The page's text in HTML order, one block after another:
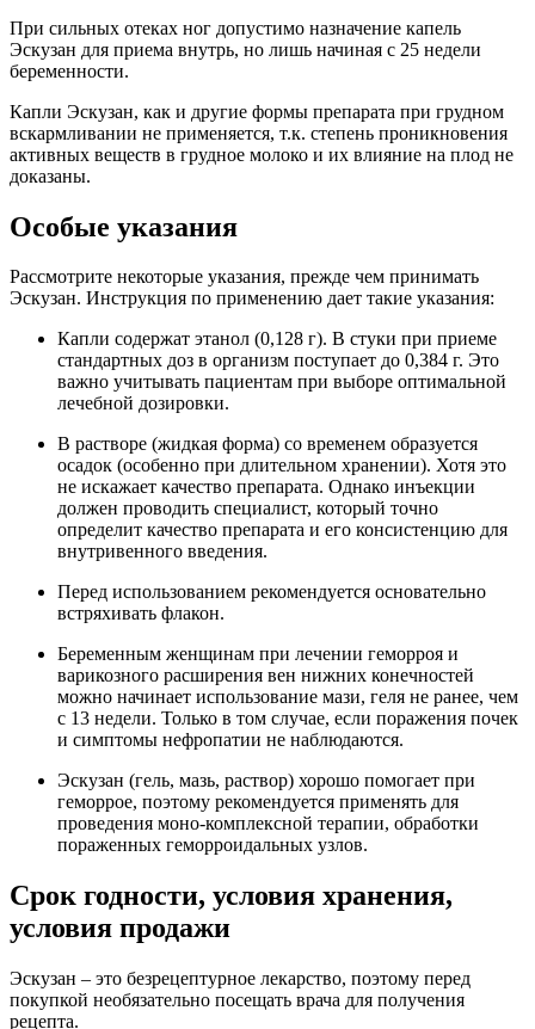
При сильных отеках ног допустимо назначение капель
Эскузан для приема внутрь, но лишь начиная с 25 недели
беременности.
Капли Эскузан, как и другие формы препарата при грудном
вскармливании не применяется, т.к. степень проникновения
активных веществ в грудное молоко и их влияние на плод не
доказаны.
Особые указания
Рассмотрите некоторые указания, прежде чем принимать
Эскузан. Инструкция по применению дает такие указания:
Капли содержат этанол (0,128 г). В стуки при приеме
стандартных доз в организм поступает до 0,384 г. Это
важно учитывать пациентам при выборе оптимальной
лечебной дозировки.
В растворе (жидкая форма) со временем образуется
осадок (особенно при длительном хранении). Хотя это
не искажает качество препарата. Однако инъекции
должен проводить специалист, который точно
определит качество препарата и его консистенцию для
внутривенного введения.
Перед использованием рекомендуется основательно
встряхивать флакон.
Беременным женщинам при лечении геморроя и
варикозного расширения вен нижних конечностей
можно начинает использование мази, геля не ранее, чем
с 13 недели. Только в том случае, если поражения почек
и симптомы нефропатии не наблюдаются.
Эскузан (гель, мазь, раствор) хорошо помогает при
геморрое, поэтому рекомендуется применять для
проведения моно-комплексной терапии, обработки
пораженных геморроидальных узлов.
Срок годности, условия хранения,
условия продажи
Эскузан – это безрецептурное лекарство, поэтому перед
покупкой необязательно посещать врача для получения
рецепта.